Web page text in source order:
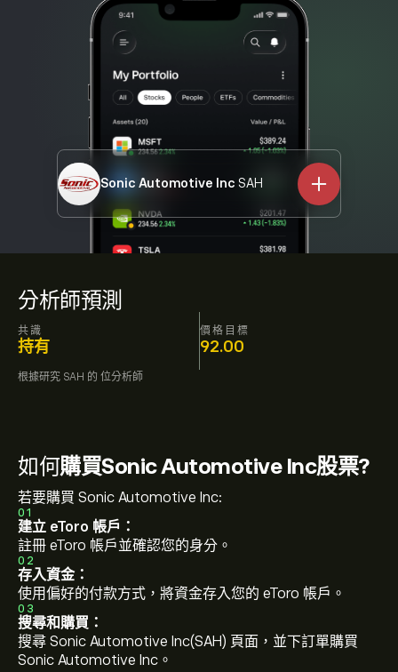
分析師預測
共識
持有
價格目標
92.00
根據研究 SAH 的 位分析師
Sonic Automotive Inc SAH
如何購買Sonic Automotive Inc股票?
若要購買 Sonic Automotive Inc:
01
建立 eToro 帳戶：
註冊 eToro 帳戶並確認您的身分。
02
存入資金：
使用偏好的付款方式，將資金存入您的 eToro 帳戶。
03
搜尋和購買：
搜尋 Sonic Automotive Inc(SAH) 頁面，並下訂單購買
Sonic Automotive Inc。